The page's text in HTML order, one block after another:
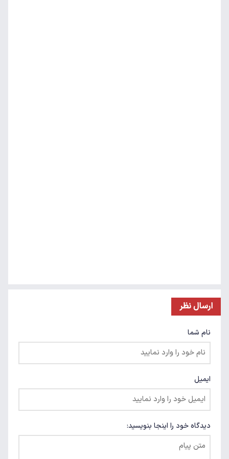
ارسال نظر
نام شما
ایمیل
دیدگاه خود را اینجا بنویسید: